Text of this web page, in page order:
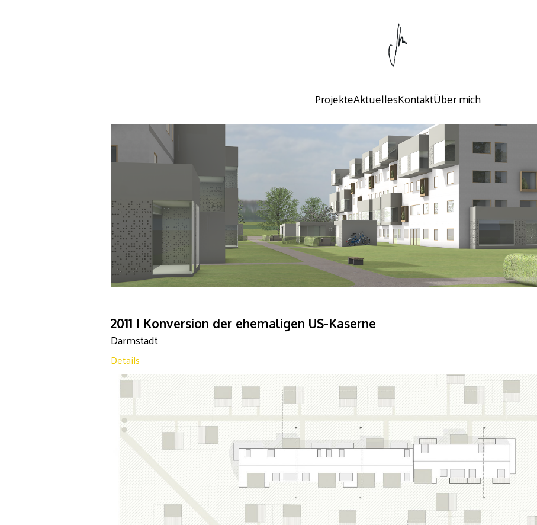
ProjekteAktuellesKontaktÜber mich
2011 I Konversion der ehemaligen US-Kaserne
Darmstadt
Details